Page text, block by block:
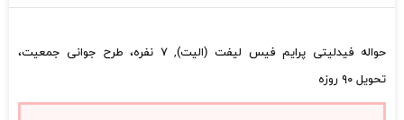
حواله فیدلیتی پرایم فیس لیفت (الیت), ۷ نفره، طرح جوانی جمعیت،
تحویل ۹۰ روزه